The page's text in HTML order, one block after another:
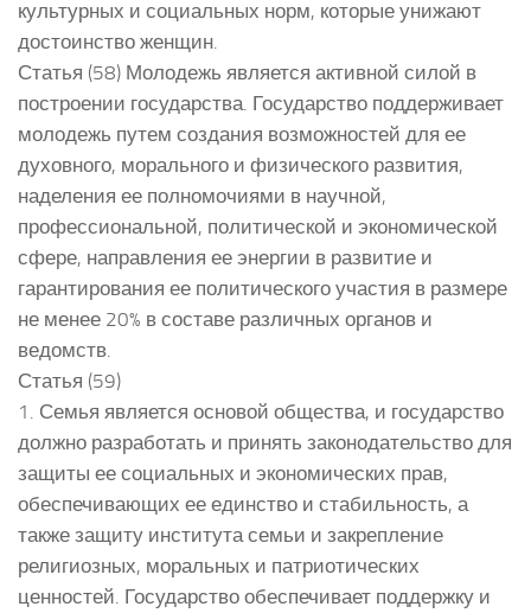
культурных и социальных норм, которые унижают
достоинство женщин.
Статья (58) Молодежь является активной силой в
построении государства. Государство поддерживает
молодежь путем создания возможностей для ее
духовного, морального и физического развития,
наделения ее полномочиями в научной,
профессиональной, политической и экономической
сфере, направления ее энергии в развитие и
гарантирования ее политического участия в размере
не менее 20% в составе различных органов и
ведомств.
Статья (59)
1. Семья является основой общества, и государство
должно разработать и принять законодательство для
защиты ее социальных и экономических прав,
обеспечивающих ее единство и стабильность, а
также защиту института семьи и закрепление
религиозных, моральных и патриотических
ценностей. Государство обеспечивает поддержку и